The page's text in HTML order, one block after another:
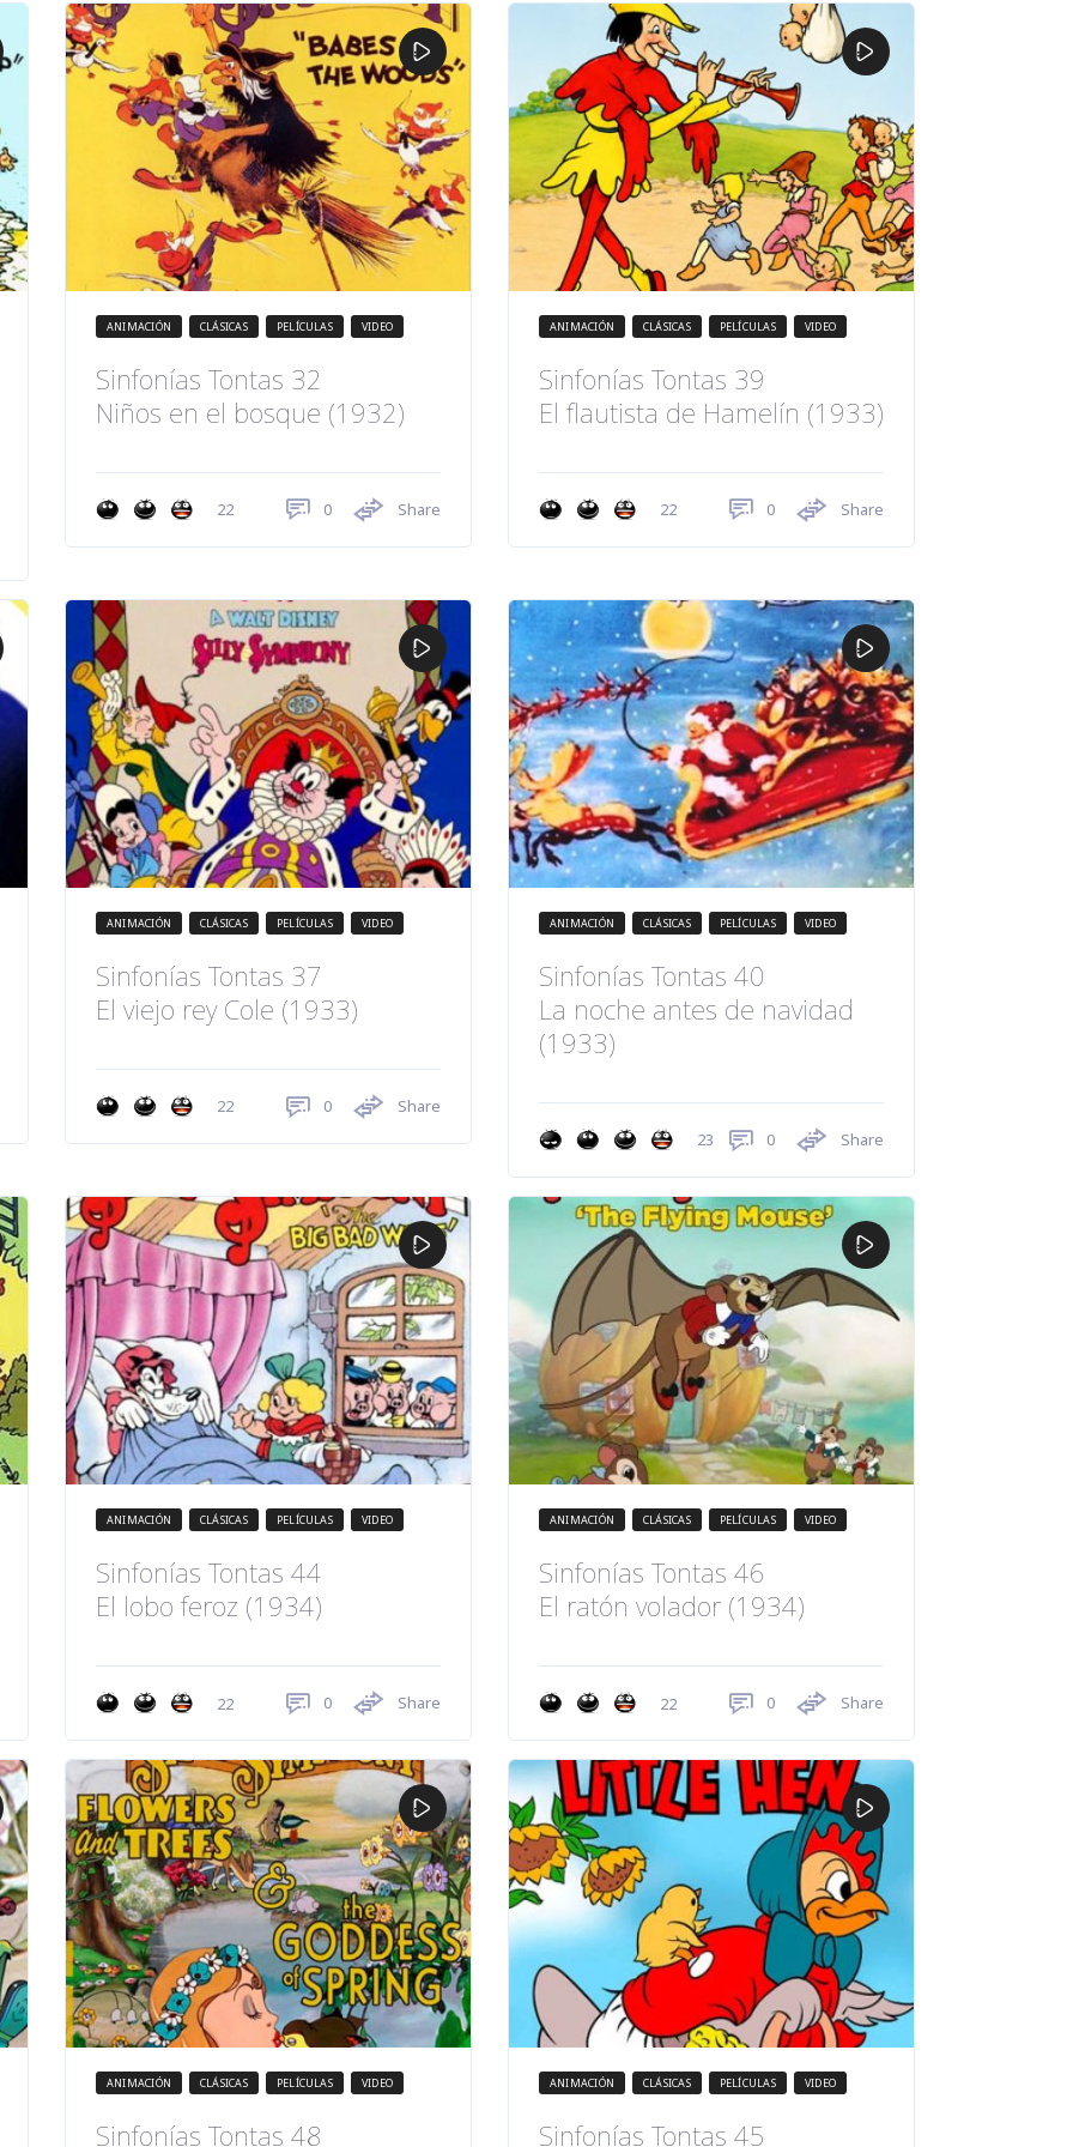
ANIMACIÓN CLÁSICAS PELÍCULAS VIDEO
Sinfonías Tontas 32
Niños en el bosque (1932)
22 0 Share
ANIMACIÓN CLÁSICAS PELÍCULAS VIDEO
Sinfonías Tontas 39
El flautista de Hamelín (1933)
22 0 Share
ANIMACIÓN CLÁSICAS PELÍCULAS VIDEO
Sinfonías Tontas 37
El viejo rey Cole (1933)
22 0 Share
ANIMACIÓN CLÁSICAS PELÍCULAS VIDEO
Sinfonías Tontas 40
La noche antes de navidad
(1933)
23 0 Share
ANIMACIÓN CLÁSICAS PELÍCULAS VIDEO
Sinfonías Tontas 44
El lobo feroz (1934)
22 0 Share
ANIMACIÓN CLÁSICAS PELÍCULAS VIDEO
Sinfonías Tontas 46
El ratón volador (1934)
22 0 Share
ANIMACIÓN CLÁSICAS PELÍCULAS VIDEO
Sinfonías Tontas 48
ANIMACIÓN CLÁSICAS PELÍCULAS VIDEO
Sinfonías Tontas 45